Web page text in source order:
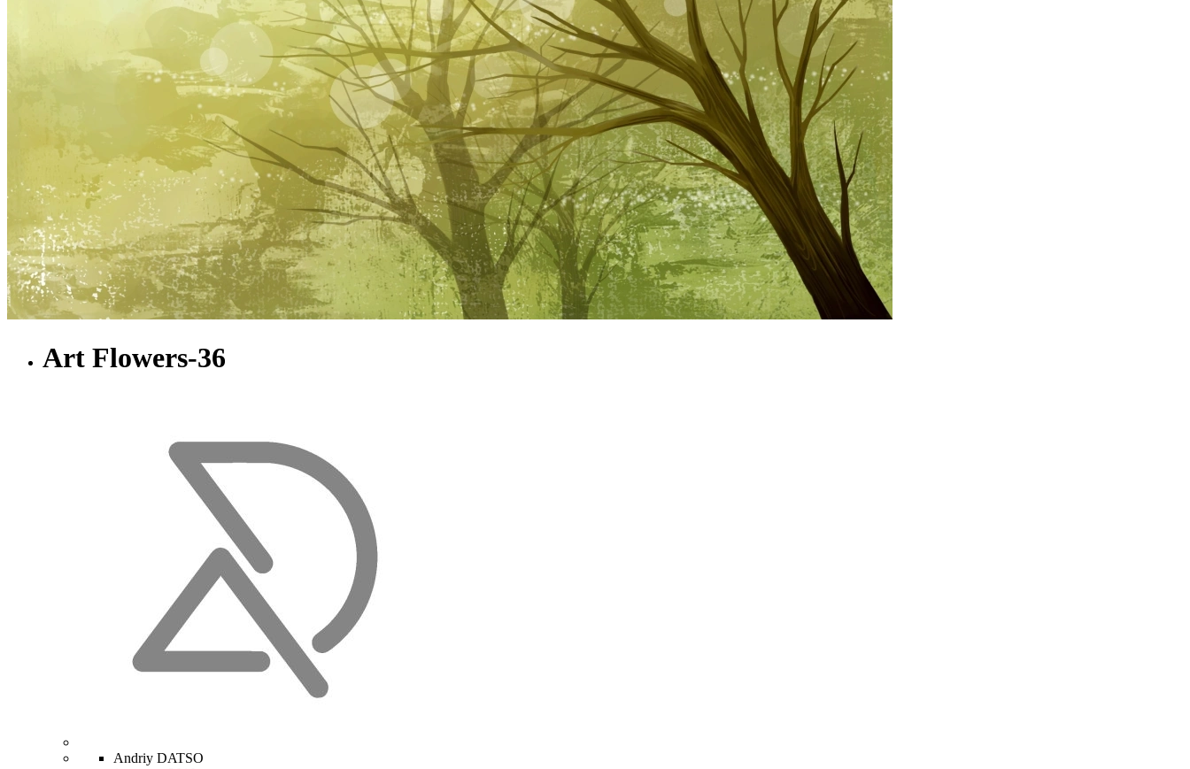
Art Flowers-36
Andriy DATSO